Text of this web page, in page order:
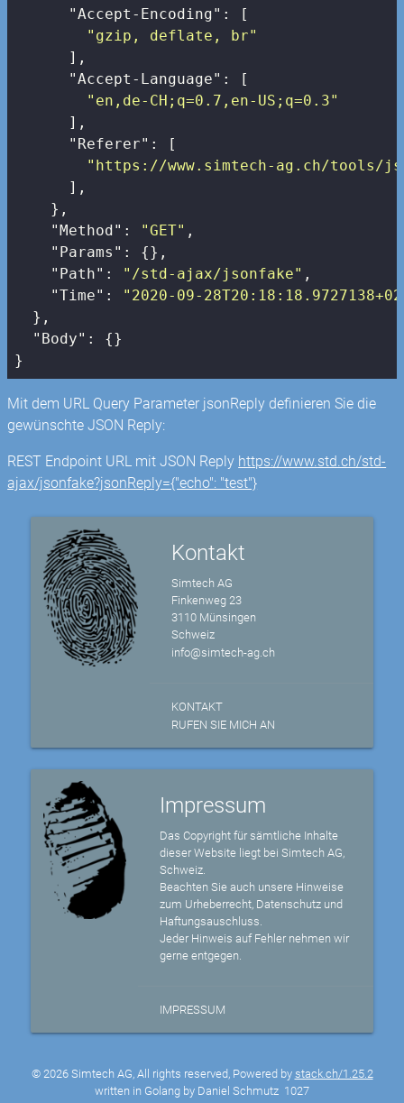
"Accept-Encoding" : [
"gzip, deflate, br"
      ],
"Accept-Language" : [
"en,de-CH;q=0.7,en-US;q=0.3"
      ],
"Referer" : [
"https://www.simtech-ag.ch/tools/
      ],
    },
"Method" : "GET" ,
"Params" : {},
"Path" : "/std-ajax/jsonfake" ,
"Time" : "2020-09-
  },
"Body" : {}
}
Mit dem URL Query Parameter jsonReply definieren Sie die
gewünschte JSON Reply:
REST Endpoint URL mit JSON Reply https://www.std.ch/std-
ajax/jsonfake?jsonReply={"echo": "test"}
Kontakt
Simtech AG
Finkenweg 23
3110 Münsingen
Schweiz
info@simtech-ag.ch
KONTAKT
RUFEN SIE MICH AN
Impressum
Das Copyright für sämtliche Inhalte
dieser Website liegt bei Simtech AG,
Schweiz.
Beachten Sie auch unsere Hinweise
zum Urheberrecht, Datenschutz und
Haftungsauschluss.
Jeder Hinweis auf Fehler nehmen wir
gerne entgegen.
IMPRESSUM
© 2026 Simtech AG, All rights reserved, Powered by stack.ch/1.25.2
written in Golang by Daniel Schmutz 1027